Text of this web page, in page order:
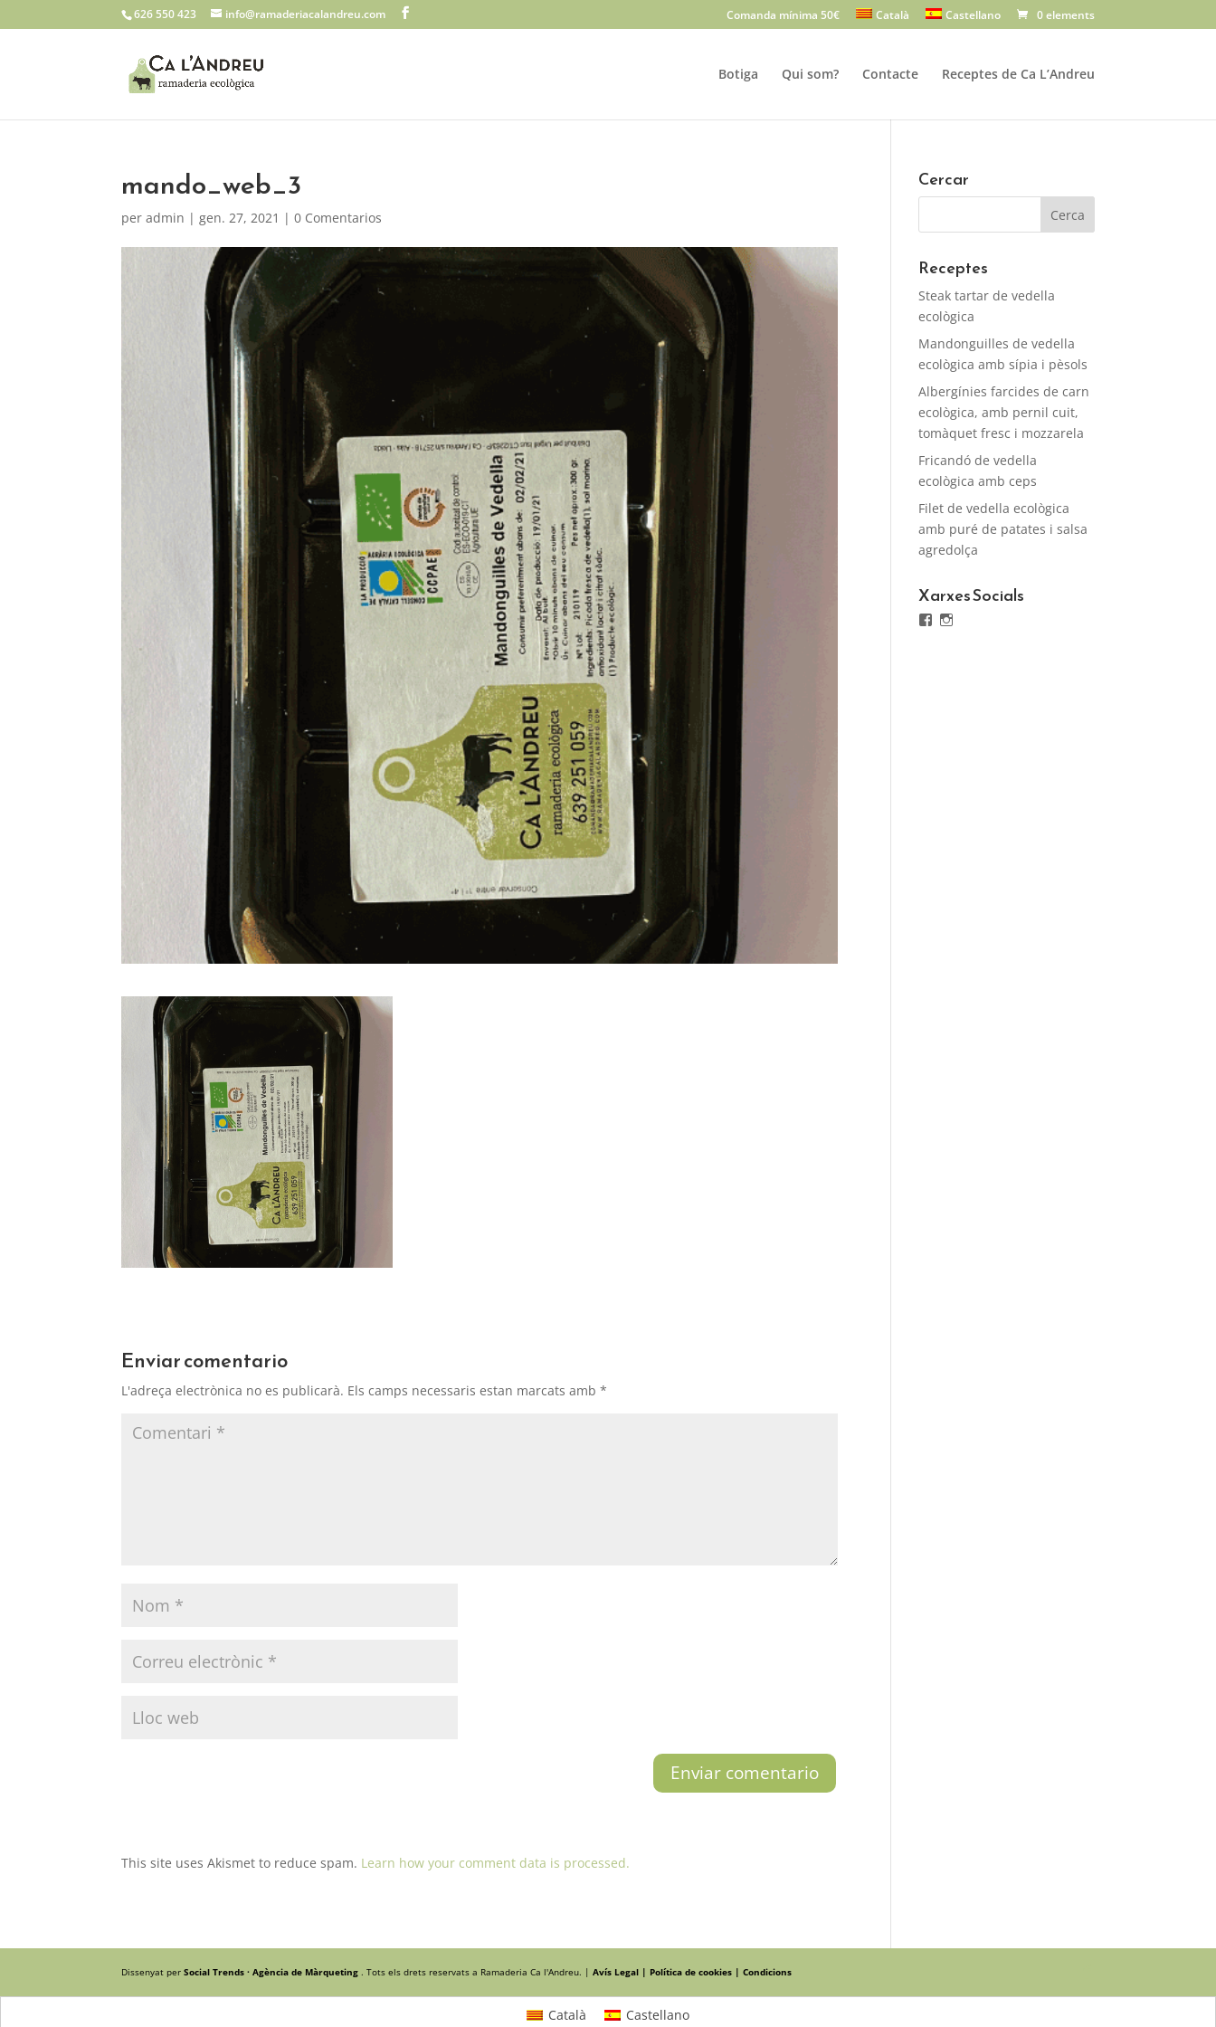
626 550 423 info@ramaderiacalandreu.com Comanda mínima 50€ Català Castellano 0 elements
Botiga Qui som? Contacte Receptes de Ca L’Andreu
mando_web_3
peradmin |gen. 27, 2021 |0 Comentarios
Enviar comentario
L'adreça electrònica no es publicarà. Els camps necessaris estan marcats amb*
This site uses Akismet to reduce spam. Learn how your comment data is processed.
Cercar
Receptes
Steak tartar de vedella
ecològica
Mandonguilles de vedella
ecològica amb sípia i pèsols
Albergínies farcides de carn
ecològica, amb pernil cuit,
tomàquet fresc i mozzarela
Fricandó de vedella
ecològica amb ceps
Filet de vedella ecològica
amb puré de patates i salsa
agredolça
Xarxes Socials
Facebook
Dissenyat perSocial Trends · Agència de Màrqueting. Tots els drets reservats a Ramaderia Ca l'Andreu. |Avís Legal | Política de cookies |Condicions
Català Castellano